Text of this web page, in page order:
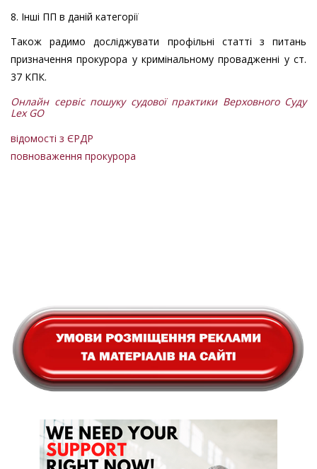
8. Інші ПП в даній категорії
Також радимо досліджувати профільні статті з питань
призначення прокурора у кримінальному провадженні у ст.
37 КПК.
Онлайн сервіс пошуку судової практики Верховного Суду
Lex GO
відомості з ЄРДР
повноваження прокурора